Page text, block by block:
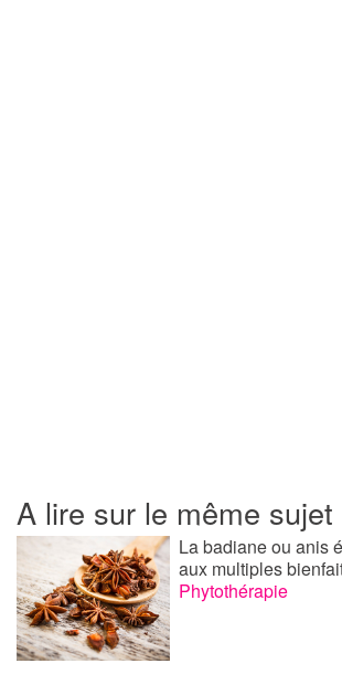
A lire sur le même sujet
La badiane ou anis
aux multiples
Phytothérapie